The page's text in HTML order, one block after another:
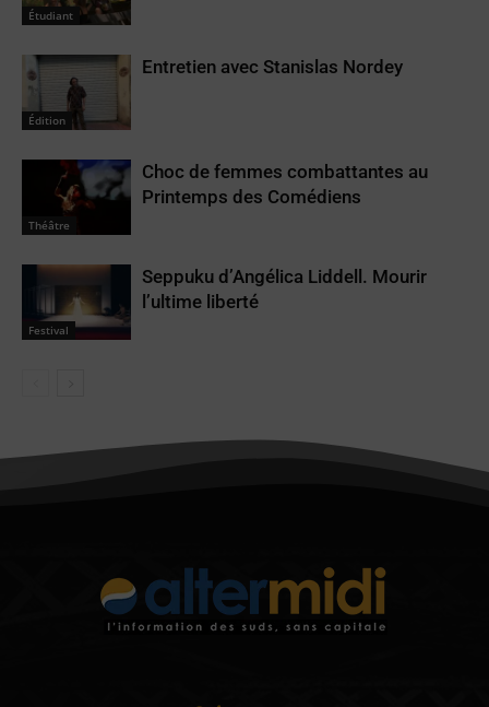
Étudiant
Édition
Entretien avec Stanislas Nordey
Théâtre
Choc de femmes combattantes au
Printemps des Comédiens
Festival
Seppuku d’Angélica Liddell. Mourir
l’ultime liberté